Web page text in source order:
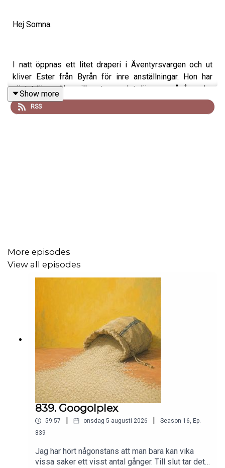
Hej Somna.
I natt öppnas ett litet draperi i Äventyrsvargen och ut
kliver Ester från Byrån för inre anställningar. Hon har
väntat länge. Hon vill prata om det där som pågår under
allt annat. Inte jobbet du har. Utan jobbet du gör utan att
veta om det.
Mellan tankarna. Där något kanske finns. Eller inte. Det är
som det är.
Kanske är du en arkivarie. Kanske en demolerare. Kanske
sitter det en liten figur i dig och grubblar utan att
någonsin bli klar. Och det är okej.
Du behöver inte förstå något av det här. Du kan bara ligga
där och låta det passera. Som brev. Som något som
klingar till och sedan försvinner igen.
Sov Gott!
Show more
RSS
More episodes
View all episodes
839. Googolplex
59:57 onsdag 5 augusti 2026 Season 16, Ep.
839
Jag har hört någonstans att man bara kan vika
vissa saker ett visst antal gånger. Till slut tar det